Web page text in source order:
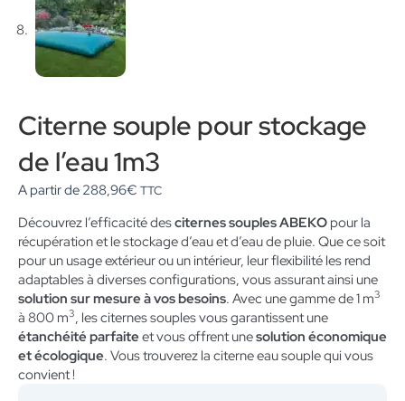
Citerne souple pour stockage
de l’eau 1m3
A partir de 288,96€ TTC
Découvrez l’efficacité desciternes souples ABEKO pour la
récupération et le stockage d’eau et d’eau de pluie. Que ce soit
pour un usage extérieur ou un intérieur, leur flexibilité les rend
adaptables à diverses configurations, vous assurant ainsi une
solution sur mesure à vos besoins. Avec une gamme de 1 m3
à 800 m3
, les citernes souples vous garantissent une
étanchéité parfaiteet vous offrent unesolution économique
et écologique. Vous trouverez la citerne eau souple qui vous
convient !